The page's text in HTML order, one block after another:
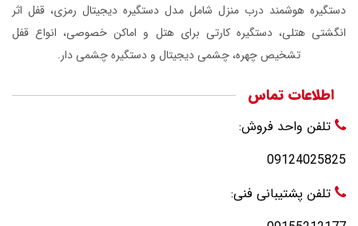
دستگیره هوشمند درب منزل شامل مدل دستگیره دیجیتال رمزی، قفل اثر
انگشتی هتلی، دستگیره کارتی برای هتل و اماکن خصوصی، انواع قفل
تشخیص چهره، چشمی دیجیتال و دستگیره چشمی دار.
اطلاعات تماس
تلفن واحد فروش:
09124025825
تلفن پشتیبانی فنی: